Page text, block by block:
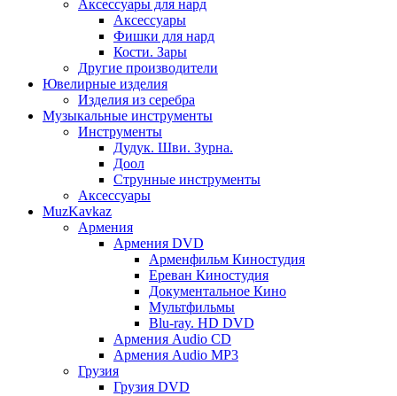
Аксессуары для нард
Аксессуары
Фишки для нард
Кости. Зары
Другие производители
Ювелирные изделия
Изделия из серебра
Музыкальные инструменты
Инструменты
Дудук. Шви. Зурна.
Доол
Струнные инструменты
Аксессуары
MuzKavkaz
Армения
Армения DVD
Арменфильм Киностудия
Ереван Киностудия
Документальное Кино
Мультфильмы
Blu-ray. HD DVD
Армения Audio CD
Армения Audio MP3
Грузия
Грузия DVD